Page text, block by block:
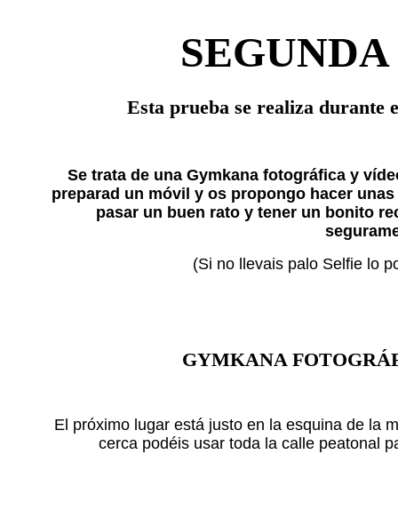
Esta prueba se realiza durante
Se trata de una Gymkana fotográfica y
preparad un móvil y os propongo hacer
pasar un buen rato y tener un bonito
(Si no llevais palo Selfie lo
GYMKANA
El próximo lugar está justo en la esquina de la
cerca podéis usar toda la calle peatonal